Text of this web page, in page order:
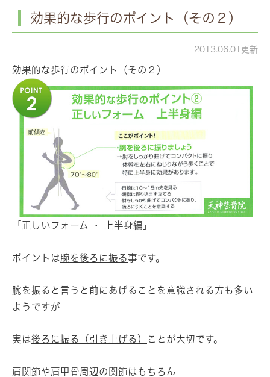
効果的な歩行のポイント（その２）
2013.06.01更新
効果的な歩行のポイント（その２）
「正しいフォーム ・ 上半身編」
ポイントは腕を後ろに振る事です。
腕を振ると言うと前にあげることを意識される方も多い
ようですが
実は後ろに振る（引き上げる） ことが大切です。
肩関節や 肩甲骨周辺の関節はもちろん